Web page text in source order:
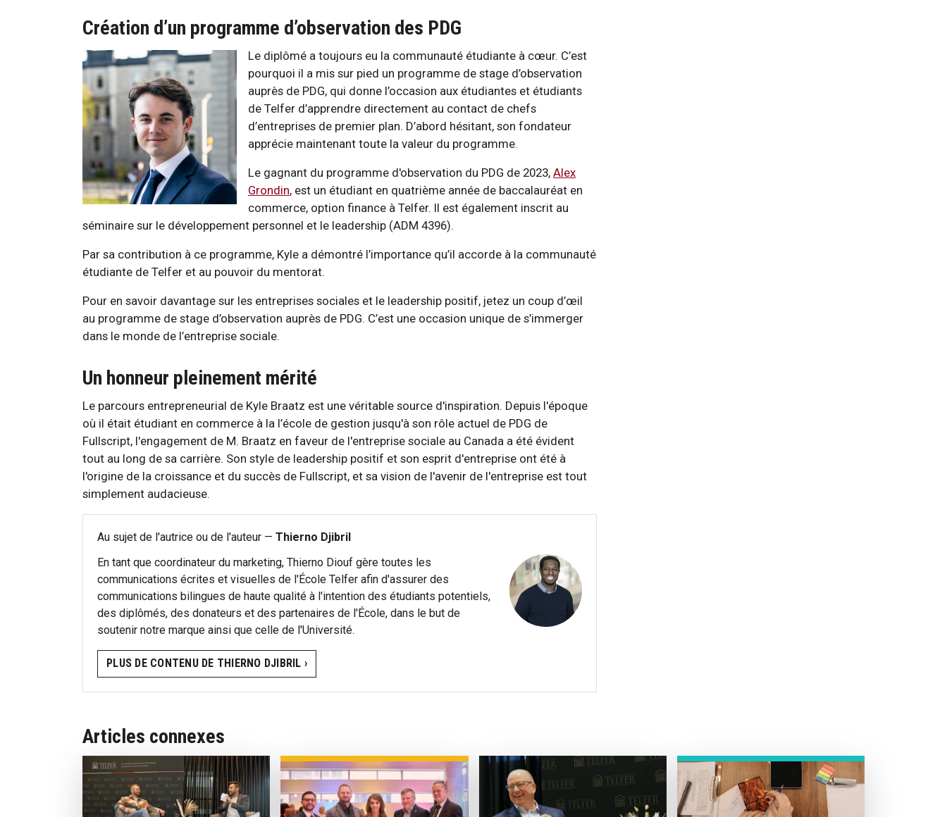
Création d’un programme d’observation des PDG
Le diplômé a toujours eu la communauté étudiante à cœur. C’est
pourquoi il a mis sur pied un programme de stage d’observation
auprès de PDG, qui donne l’occasion aux étudiantes et étudiants
de Telfer d’apprendre directement au contact de chefs
d’entreprises de premier plan. D’abord hésitant, son fondateur
apprécie maintenant toute la valeur du programme.
Le gagnant du programme d'observation du PDG de 2023, Alex
Grondin, est un étudiant en quatrième année de baccalauréat en
commerce, option finance à Telfer. Il est également inscrit au
séminaire sur le développement personnel et le leadership (ADM 4396).
Par sa contribution à ce programme, Kyle a démontré l’importance qu’il accorde à la communauté
étudiante de Telfer et au pouvoir du mentorat.
Pour en savoir davantage sur les entreprises sociales et le leadership positif, jetez un coup d’œil
au programme de stage d’observation auprès de PDG. C’est une occasion unique de s’immerger
dans le monde de l’entreprise sociale.
Un honneur pleinement mérité
Le parcours entrepreneurial de Kyle Braatz est une véritable source d'inspiration. Depuis l'époque
où il était étudiant en commerce à la l’école de gestion jusqu'à son rôle actuel de PDG de
Fullscript, l'engagement de M. Braatz en faveur de l'entreprise sociale au Canada a été évident
tout au long de sa carrière. Son style de leadership positif et son esprit d'entreprise ont été à
l'origine de la croissance et du succès de Fullscript, et sa vision de l'avenir de l'entreprise est tout
simplement audacieuse.
Au sujet de l'autrice ou de l'auteur — Thierno Djibril
En tant que coordinateur du marketing, Thierno Diouf gère toutes les
communications écrites et visuelles de l'École Telfer afin d'assurer des
communications bilingues de haute qualité à l'intention des étudiants potentiels,
des diplômés, des donateurs et des partenaires de l'École, dans le but de
soutenir notre marque ainsi que celle de l'Université.
PLUS DE CONTENU DE THIERNO DJIBRIL ›
Articles connexes